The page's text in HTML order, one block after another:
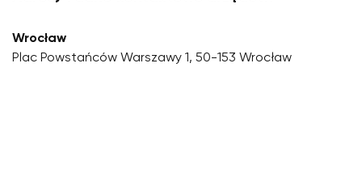
Wrocław
Plac Powstańców Warszawy 1, 50-153 Wrocław